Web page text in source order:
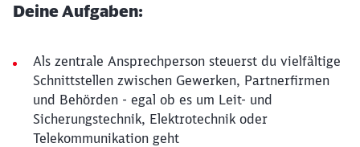
Deine Aufgaben:
Als zentrale Ansprechperson steuerst du vielfältige
Schnittstellen zwischen Gewerken, Partnerfirmen
und Behörden - egal ob es um Leit- und
Sicherungstechnik, Elektrotechnik oder
Telekommunikation geht